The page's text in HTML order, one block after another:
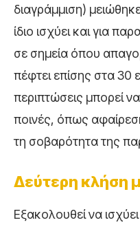
διαγράμμιση)
ίδιο ισχύει και για
σε σημεία όπου
πέφτει επίσης στα 30
περιπτώσεις μπορεί
ποινές, όπως
τη σοβαρότητα της
Δεύτερη κλήση
Εξακολουθεί να